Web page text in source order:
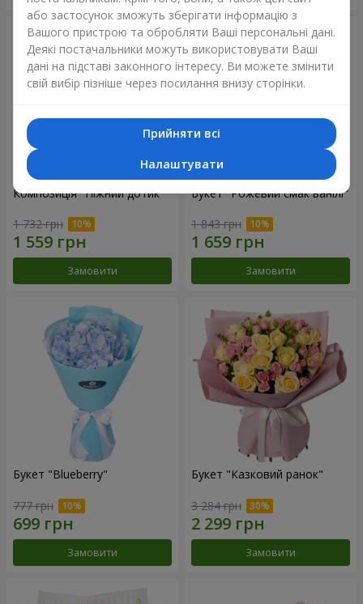
Композиція "Ніжний дотик"
1 732 грн
Замовити
Букет "Рожевий смак ванілі"
1 843 грн
Замовити
Букет "Blueberry"
777 грн
Замовити
Букет "Казковий ранок"
3 284 грн
Замовити
або застосунок зможуть зберігати інформацію з
Вашого пристрою та обробляти Ваші персональні дані.
Деякі постачальники можуть використовувати Ваші
дані на підставі законного інтересу. Ви можете змінити
свій вибір пізніше через посилання внизу сторінки.
Прийняти всі
Налаштувати